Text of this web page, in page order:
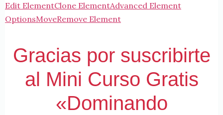
Edit ElementClone ElementAdvanced Element
OptionsMoveRemove Element
Gracias por suscribirte
al Mini Curso Gratis
«Dominando